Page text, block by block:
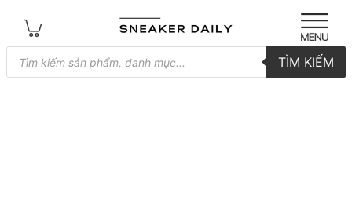
Tìm
kiếm
sản
TÌM KIẾM